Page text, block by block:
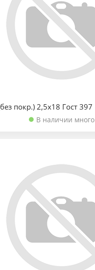
покр.) 2,5х18 Гост 397
В наличии много